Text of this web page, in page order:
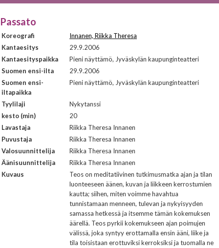
Passato
Koreografi
Innanen, Riikka Theresa
Kantaesitys
29.9.2006
Kantaesityspaikka
Pieni näyttämö, Jyväskylän kaupunginteatteri
Suomen ensi-ilta
29.9.2006
Suomen ensi-
iltapaikka
Pieni näyttämö, Jyväskylän kaupunginteatteri
Tyylilaji
Nykytanssi
kesto (min)
20
Lavastaja
Riikka Theresa Innanen
Puvustaja
Riikka Theresa Innanen
Valosuunnittelija
Riikka Theresa Innanen
Äänisuunnittelija
Riikka Theresa Innanen
Kuvaus
Teos on meditatiivinen tutkimusmatka ajan ja tilan
luonteeseen äänen, kuvan ja liikkeen kerrostumien
kautta; siihen, miten voimme havahtua
tunnistamaan menneen, tulevan ja nykyisyyden
samassa hetkessä ja itsemme tämän kokemuksen
äärellä. Teos pyrkii kokemukseen ajan poimujen
välissä, joka syntyy erottamalla ensin ääni, liike ja
tila toisistaan erottuviksi kerroksiksi ja tuomalla ne